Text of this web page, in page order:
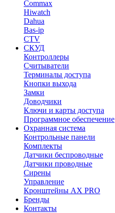
Commax
Hiwatch
Dahua
Bas-ip
CTV
СКУД
Контроллеры
Считыватели
Терминалы доступа
Кнопки выхода
Замки
Доводчики
Ключи и карты доступа
Программное обеспечение
Охранная система
Контрольные панели
Комплекты
Датчики беспроводные
Датчики проводные
Сирены
Управление
Кронштейны AX PRO
Бренды
Контакты